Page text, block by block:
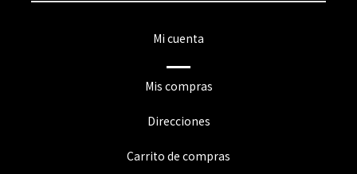
Mi cuenta
Mis compras
Direcciones
Carrito de compras